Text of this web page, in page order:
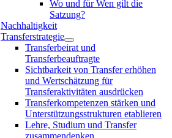
Wo und für Wen gilt die
Satzung?
Nachhaltigkeit
Transferstrategie
Transferbeirat und
Transferbeauftragte
Sichtbarkeit von Transfer erhöhen
und Wertschätzung für
Transferaktivitäten ausdrücken
Transferkompetenzen stärken und
Unterstützungsstrukturen etablieren
Lehre, Studium und Transfer
zusammendenken